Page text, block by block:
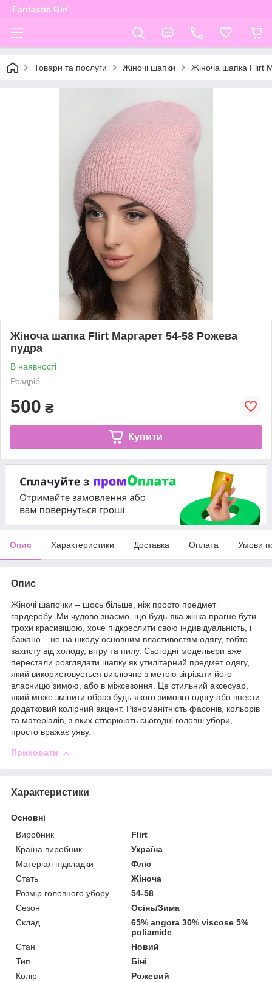
Fantastic Girl
Товари та послуги Жіночі шапки Жіноча шапка Flirt
Жіноча шапка Flirt Маргарет 54-58 Рожева
пудра
В наявності
Роздріб
500 ₴
Купити
Опис Характеристики Доставка Оплата Умови
Опис
Жіночі шапочки – щось більше, ніж просто предмет
гардеробу. Ми чудово знаємо, що будь-яка жінка прагне бути
трохи красивішою, хоче підкреслити свою індивідуальність, і
бажано – не на шкоду основним властивостям одягу, тобто
захисту від холоду, вітру та пилу. Сьогодні модельєри вже
перестали розглядати шапку як утилітарний предмет одягу,
який використовується виключно з метою зігрівати його
власницю зимою, або в міжсезоння. Це стильний аксесуар,
який може змінити образ будь-якого зимовго одягу або внести
додатковий колірний акцент. Різноманітність фасонів, кольорів
та матеріалів, з яких створюють сьогодні головні убори,
просто вражає уяву.
Приховати
Характеристики
Основні
Виробник
Flirt
Країна виробник
Україна
Матеріал підкладки
Фліс
Стать
Жіноча
Розмір головного убору
54-58
Сезон
Осінь/Зима
Склад
65% angora 30% viscose 5%
poliamide
Стан
Новий
Тип
Біні
Колір
Рожевий